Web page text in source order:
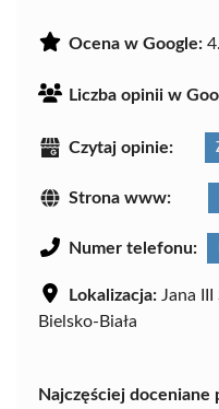
Ocena w Google:
Liczba opinii w
Czytaj opinie:
Strona www:
Numer telefonu:
Lokalizacja: Jana
Bielsko-Biała
Najczęściej